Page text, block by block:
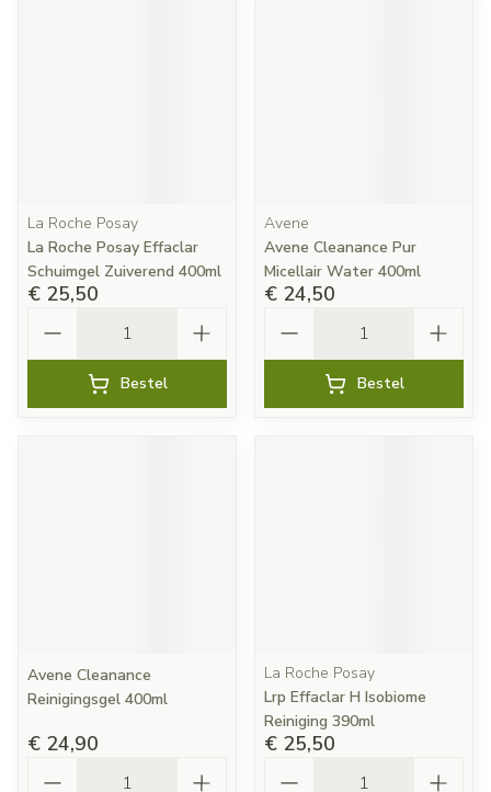
La Roche Posay
La Roche Posay Effaclar
Schuimgel Zuiverend 400ml
€ 25,50
Bestel
Avene
Avene Cleanance Pur
Micellair Water 400ml
€ 24,50
Bestel
Avene Cleanance
Reinigingsgel 400ml
€ 24,90
La Roche Posay
Lrp Effaclar H Isobiome
Reiniging 390ml
€ 25,50